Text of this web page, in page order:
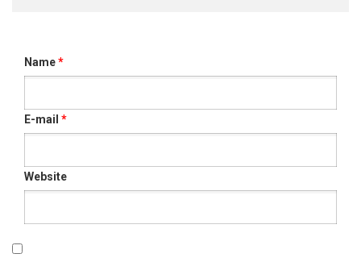
Name*
E-mail *
Website